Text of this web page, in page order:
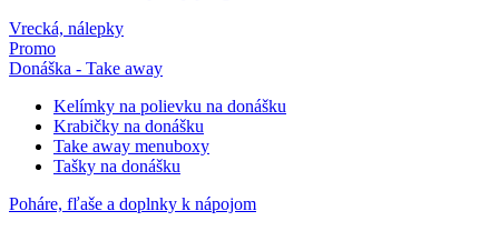
Vrecká, nálepky
Promo
Donáška - Take away
Kelímky na polievku na donášku
Krabičky na donášku
Take away menuboxy
Tašky na donášku
Poháre, fľaše a doplnky k nápojom